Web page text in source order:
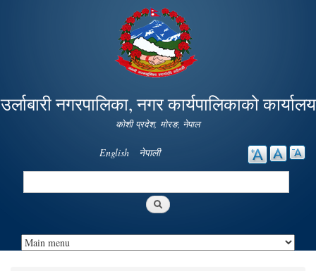
Skip to
main
content
उर्लाबारी नगरपालिका, नगर कार्यपालिकाको कार्यालय
कोशी प्रदेश, माेरङ, नेपाल
English नेपाली
Search